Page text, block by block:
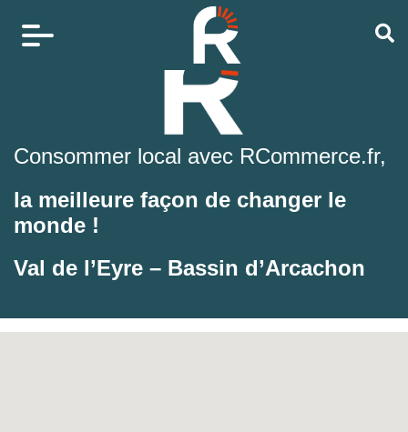
Consommer local avec RCommerce.fr,
la meilleure façon de changer le
monde !
Val de l’Eyre – Bassin d’Arcachon